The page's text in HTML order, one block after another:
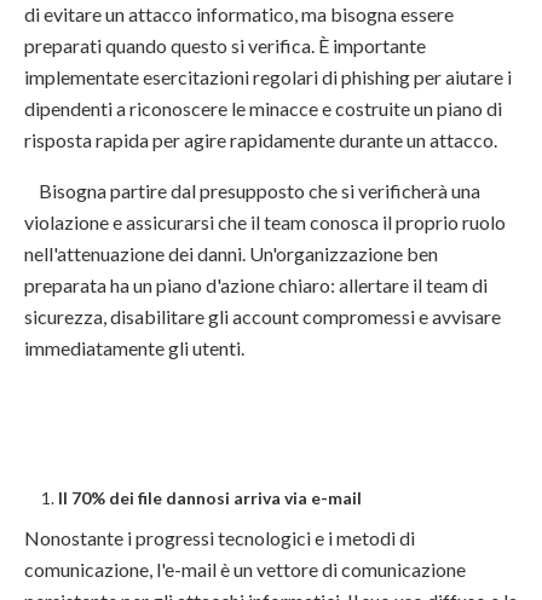
di evitare un attacco informatico, ma bisogna essere
preparati quando questo si verifica. È importante
implementate esercitazioni regolari di phishing per aiutare i
dipendenti a riconoscere le minacce e costruite un piano di
risposta rapida per agire rapidamente durante un attacco.
Bisogna partire dal presupposto che si verificherà una
violazione e assicurarsi che il team conosca il proprio ruolo
nell'attenuazione dei danni. Un'organizzazione ben
preparata ha un piano d'azione chiaro: allertare il team di
sicurezza, disabilitare gli account compromessi e avvisare
immediatamente gli utenti.
Il 70% dei file dannosi arriva via e-mail
Nonostante i progressi tecnologici e i metodi di
comunicazione, l'e-mail è un vettore di comunicazione